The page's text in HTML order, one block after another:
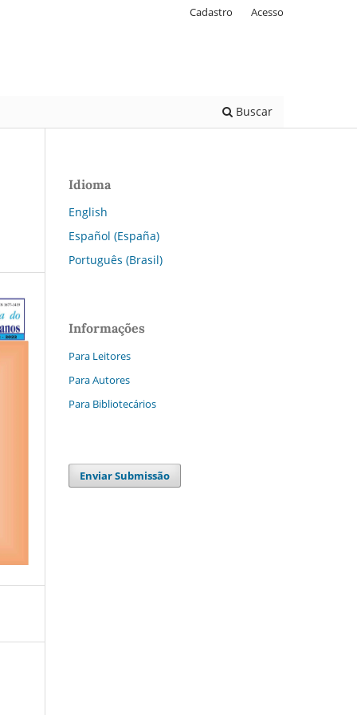
Buscar
Cadastro Acesso
Idioma
English
Español (España)
Português (Brasil)
Informações
Para Leitores
Para Autores
Para Bibliotecários
Enviar Submissão